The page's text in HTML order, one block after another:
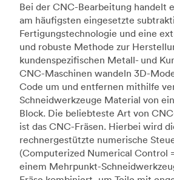
Bei der CNC-Bearbeitung handelt
am häufigsten eingesetzte
Fertigungstechnologie und eine
und robuste Methode zur
kundenspezifischen Metall- und
CNC-Maschinen wandeln 3D-
Code um und entfernen mithilfe
Schneidwerkzeuge Material von
Block. Die beliebteste Art von
ist das CNC-Fräsen. Hierbei wird
rechnergestützte numerische
(Computerized Numerical Control
einem Mehrpunkt-